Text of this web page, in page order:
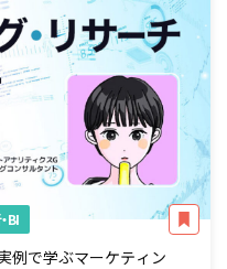
BI
例で学ぶマーケティン